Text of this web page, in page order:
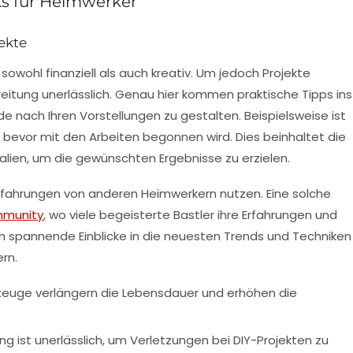
finanziell als auch kreativ. Um jedoch Projekte
unerlässlich. Genau hier kommen praktische Tipps ins
nach Ihren Vorstellungen zu gestalten. Beispielsweise ist
mit den Arbeiten begonnen wird. Dies beinhaltet die
, um die gewünschten Ergebnisse zu erzielen.
von anderen Heimwerkern nutzen. Eine solche
, wo viele begeisterte Bastler ihre Erfahrungen und
Einblicke in die neuesten Trends und Techniken
verlängern die Lebensdauer und erhöhen die
ist unerlässlich, um Verletzungen bei DIY-Projekten zu